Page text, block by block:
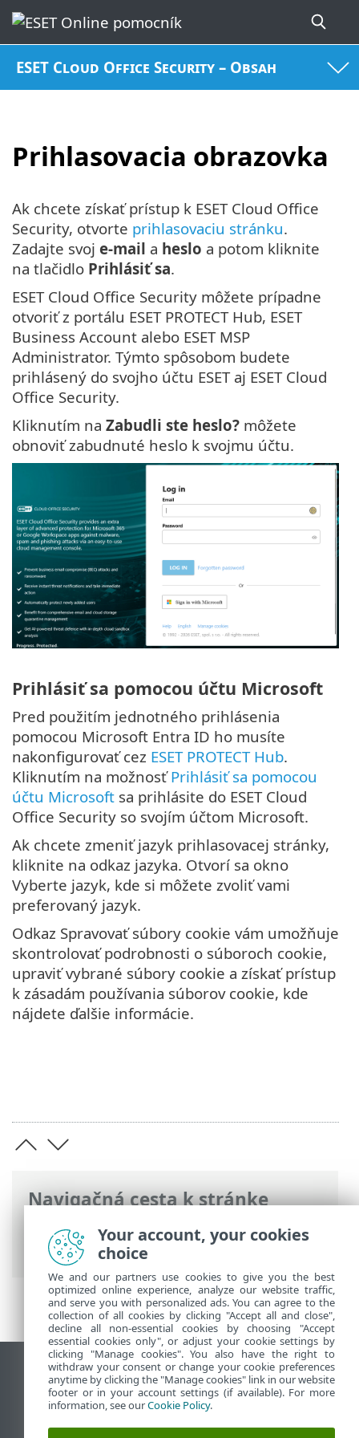
ESET Cloud Office Security – Obsah
Prihlasovacia obrazovka
Navigačná cesta k stránke
ESET Online pomocník> ESET Cloud
Office Security> Prihlasovacia obrazovka
Ak chcete získať prístup k ESET Cloud Office
Security, otvorte prihlasovaciu stránku.
Zadajte svoj e-mail a heslo a potom kliknite
na tlačidlo Prihlásiť sa.
ESET Cloud Office Security môžete prípadne
otvoriť z portálu ESET PROTECT Hub, ESET
Business Account alebo ESET MSP
Administrator. Týmto spôsobom budete
prihlásený do svojho účtu ESET aj ESET Cloud
Office Security.
Kliknutím na Zabudli ste heslo? môžete
obnoviť zabudnuté heslo k svojmu účtu.
Prihlásiť sa pomocou účtu Microsoft
Pred použitím jednotného prihlásenia
pomocou Microsoft Entra ID ho musíte
nakonfigurovať cez ESET PROTECT Hub.
Kliknutím na možnosťPrihlásiť sa pomocou
účtu Microsoft sa prihlásite do ESET Cloud
Office Security so svojím účtom Microsoft.
Ak chcete zmeniť jazyk prihlasovacej stránky,
kliknite na odkaz jazyka. Otvorí sa okno
Vyberte jazyk, kde si môžete zvoliť vami
preferovaný jazyk.
Odkaz Spravovať súbory cookie vám umožňuje
skontrolovať podrobnosti o súboroch cookie,
upraviť vybrané súbory cookie a získať prístup
k zásadám používania súborov cookie, kde
nájdete ďalšie informácie.
Zobraziť stránku ako na počítači
End of Life
Databáza znalostí ESET
Your account, your cookies
choice
We and our partners use cookies to give you the best
optimized online experience, analyze our website traffic,
and serve you with personalized ads. You can agree to the
collection of all cookies by clicking "Accept all and close",
decline all non-essential cookies by choosing "Accept
essential cookies only", or adjust your cookie settings by
clicking "Manage cookies". You also have the right to
withdraw your consent or change your cookie preferences
anytime by clicking the "Manage cookies" link in our website
footer or in your account settings (if available). For more
information, see ourCookie Policy.